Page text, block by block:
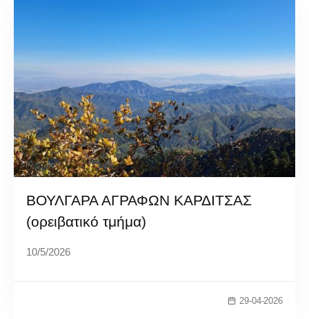
ΒΟΥΛΓΑΡΑ ΑΓΡΑΦΩΝ ΚΑΡΔΙΤΣΑΣ
(ορειβατικό τμήμα)
10/5/2026
29-04-2026